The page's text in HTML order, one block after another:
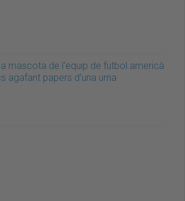
mascota de l'equip de futbol americà
agafant papers d'una urna